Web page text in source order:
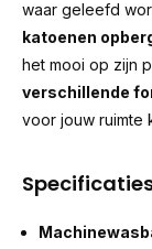
waar geleefd
katoenen
het mooi op zijn
verschillende
voor jouw ruimte